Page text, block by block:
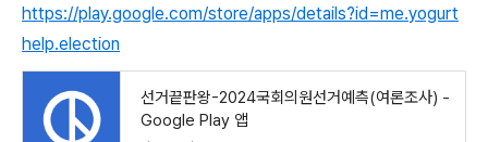
https://play.google.com/store/apps/details?id=me.yogurt
help.election
선거끝판왕-2024국회의원선거예측(여론조사) -
Google Play 앱